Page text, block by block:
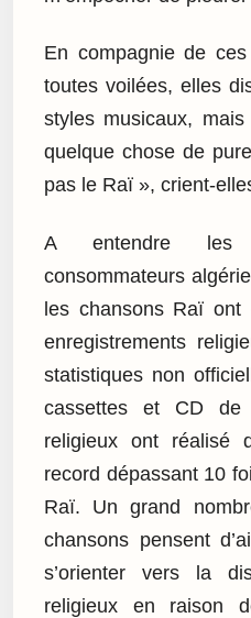
En compagnie de
toutes voilées, elles
styles musicaux, mais
quelque chose de
pas le Raï », crient-
A entendre les
consommateurs
les chansons Raï
enregistrements
statistiques non
cassettes et CD
religieux ont réalisé
record dépassant 10
Raï. Un grand
chansons pensent
s’orienter vers la
religieux en raison